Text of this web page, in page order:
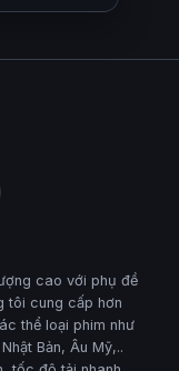
cao với phụ đề
tôi cung cấp hơn
thể loại phim như
Bản, Âu Mỹ,..